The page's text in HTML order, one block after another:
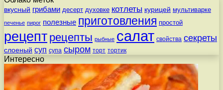
вкусный грибами десерт духовке котлеты курицей мультиварке
печенье пирог полезные приготовления простой
рецепт рецепты рыбные салат свойства секреты
слоеный суп супа сыром торт тортик
Интересно